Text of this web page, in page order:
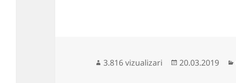
3.816 vizualizari
Publicat
20.03.2019